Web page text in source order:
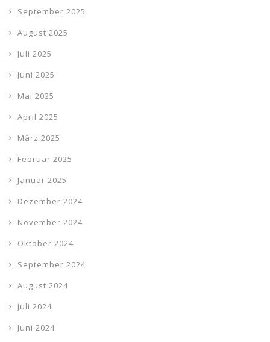
September 2025
August 2025
Juli 2025
Juni 2025
Mai 2025
April 2025
März 2025
Februar 2025
Januar 2025
Dezember 2024
November 2024
Oktober 2024
September 2024
August 2024
Juli 2024
Juni 2024